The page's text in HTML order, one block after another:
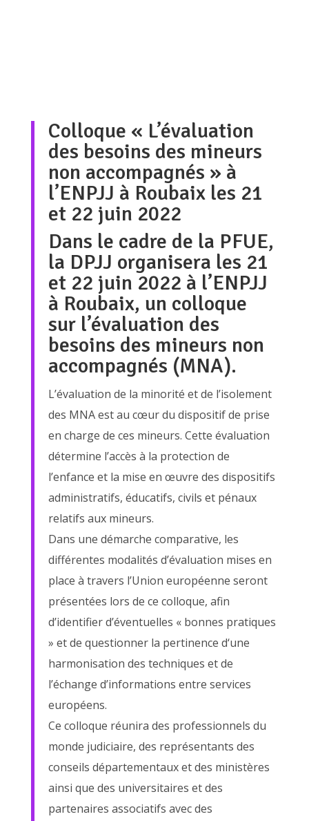
Colloque « L’évaluation
des besoins des mineurs
non accompagnés » à
l’ENPJJ à Roubaix les 21
et 22 juin 2022
Dans le cadre de la PFUE,
la DPJJ organisera les 21
et 22 juin 2022 à l’ENPJJ
à Roubaix, un colloque
sur l’évaluation des
besoins des mineurs non
accompagnés (MNA).
L’évaluation de la minorité et de l’isolement
des MNA est au cœur du dispositif de prise
en charge de ces mineurs. Cette évaluation
détermine l’accès à la protection de
l’enfance et la mise en œuvre des dispositifs
administratifs, éducatifs, civils et pénaux
relatifs aux mineurs.
Dans une démarche comparative, les
différentes modalités d’évaluation mises en
place à travers l’Union européenne seront
présentées lors de ce colloque, afin
d’identifier d’éventuelles « bonnes pratiques
» et de questionner la pertinence d‘une
harmonisation des techniques et de
l’échange d’informations entre services
européens.
Ce colloque réunira des professionnels du
monde judiciaire, des représentants des
conseils départementaux et des ministères
ainsi que des universitaires et des
partenaires associatifs avec des